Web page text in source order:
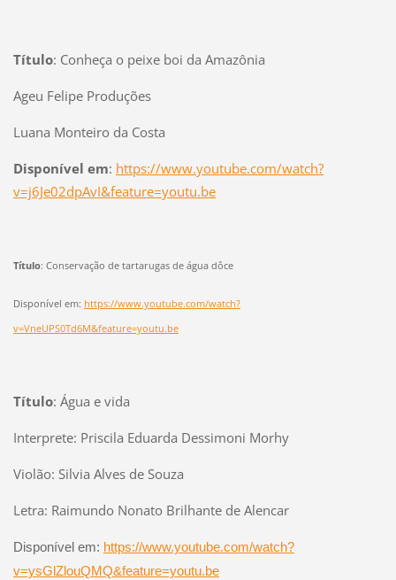
Título: Conheça o peixe boi da Amazônia
Ageu Felipe Produções
Luana Monteiro da Costa
Disponível em: https://www.youtube.com/watch?
v=j6Je02dpAvI&feature=youtu.be
Título: Conservação de tartarugas de água dôce
Disponível em: https://www.youtube.com/watch?
v=VneUPS0Td6M&feature=youtu.be
Título: Água e vida
Interprete: Priscila Eduarda Dessimoni Morhy
Violão: Silvia Alves de Souza
Letra: Raimundo Nonato Brilhante de Alencar
Disponível em: https://www.youtube.com/watch?
v=ysGlZlouQMQ&feature=youtu.be